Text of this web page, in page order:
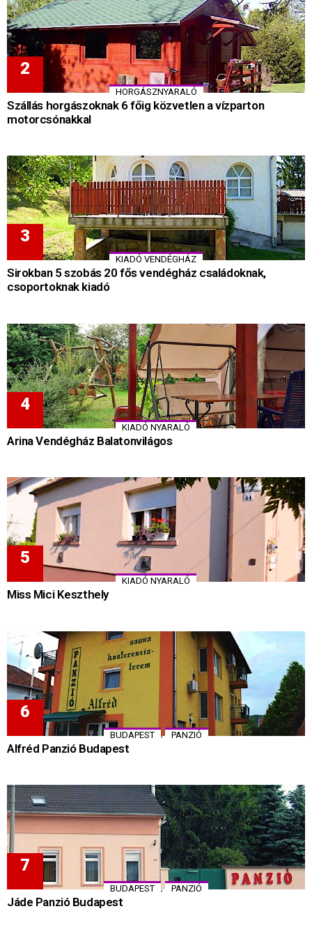
HORGÁSZNYARALÓ
Szállás horgászoknak 6 főig közvetlen a vízparton
motorcsónakkal
KIADÓ VENDÉGHÁZ
Sirokban 5 szobás 20 fős vendégház családoknak,
csoportoknak kiadó
KIADÓ NYARALÓ
Arina Vendégház Balatonvilágos
KIADÓ NYARALÓ
Miss Mici Keszthely
BUDAPEST , PANZIÓ
Alfréd Panzió Budapest
BUDAPEST , PANZIÓ
Jáde Panzió Budapest